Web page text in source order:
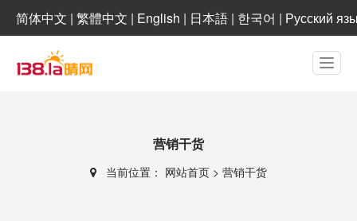
简体中文 | 繁體中文 | English | 日本語 | 한국어 | Русский
营销干货
当前位置： 网站首页 > 营销干货